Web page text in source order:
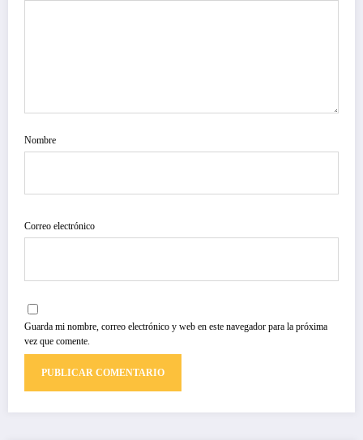
Nombre
Correo electrónico
Guarda mi nombre, correo electrónico y web en este navegador para la próxima
vez que comente.